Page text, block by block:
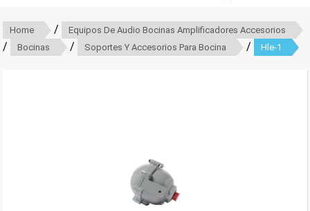
Home / Equipos De Audio Bocinas Amplificadores Accesorios
/ Bocinas / Soportes Y Accesorios Para Bocina / Hle-1